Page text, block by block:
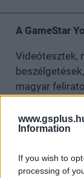
Information
If you wish to
processing of
A GameStar
Videótesztek,
magyar